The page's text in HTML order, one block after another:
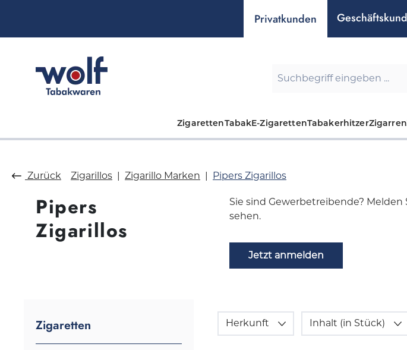
Privatkunden
ZigarettenTabakE-ZigarettenTabakerhitzerZigarren
Zurück Zigarillos Zigarillo Marken Pipers Zigarillos
Pipers
Zigarillos
Sie sind Gewerbetreibende?
sehen.
Jetzt anmelden
Zigaretten Herkunft Inhalt (in Stück)